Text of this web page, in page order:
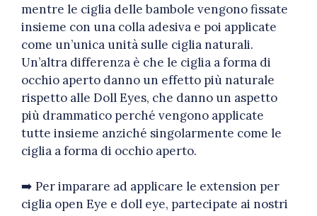
mentre le ciglia delle bambole vengono fissate
insieme con una colla adesiva e poi applicate
come un’unica unità sulle ciglia naturali.
Un’altra differenza è che le ciglia a forma di
occhio aperto danno un effetto più naturale
rispetto alle Doll Eyes, che danno un aspetto
più drammatico perché vengono applicate
tutte insieme anziché singolarmente come le
ciglia a forma di occhio aperto.
➡️ Per imparare ad applicare le extension per
ciglia open Eye e doll eye, partecipate ai nostri